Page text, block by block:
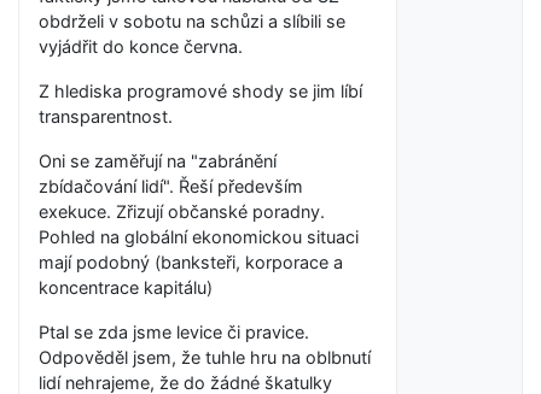
obdrželi v sobotu na schůzi a slíbili se
vyjádřit do konce června.
Z hlediska programové shody se jim líbí
transparentnost.
Oni se zaměřují na "zabránění
zbídačování lidí". Řeší především
exekuce. Zřizují občanské poradny.
Pohled na globální ekonomickou situaci
mají podobný (banksteři, korporace a
koncentrace kapitálu)
Ptal se zda jsme levice či pravice.
Odpověděl jsem, že tuhle hru na oblbnutí
lidí nehrajeme, že do žádné škatulky